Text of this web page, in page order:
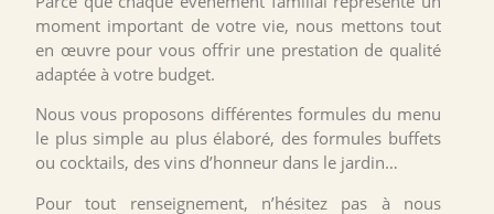
moment important de votre vie, nous mettons tout
en œuvre pour vous offrir une prestation de qualité
adaptée à votre budget.
Nous vous proposons différentes formules du menu
le plus simple au plus élaboré, des formules buffets
ou cocktails, des vins d’honneur dans le jardin…
Pour tout renseignement, n’hésitez pas à nous